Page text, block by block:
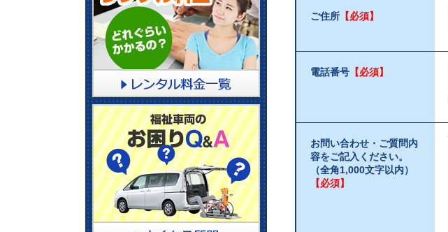
ご住所 【必須】
電話番号 【必須】
お問い合わせ・ご質問内
容をご記入ください。
（全角1,000文字以内）
【必須】